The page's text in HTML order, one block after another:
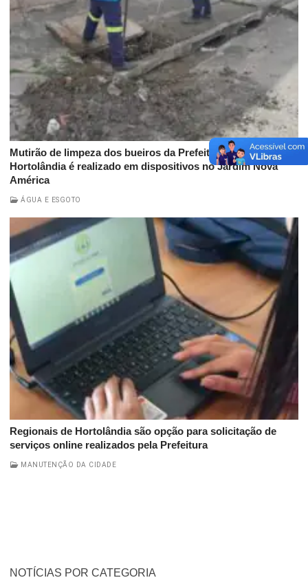
Mutirão de limpeza dos bueiros da Prefeitura de
Hortolândia é realizado em dispositivos no Jardim Nova
América
ÁGUA E ESGOTO
Regionais de Hortolândia são opção para solicitação de
serviços online realizados pela Prefeitura
MANUTENÇÃO DA CIDADE
NOTÍCIAS POR CATEGORIA